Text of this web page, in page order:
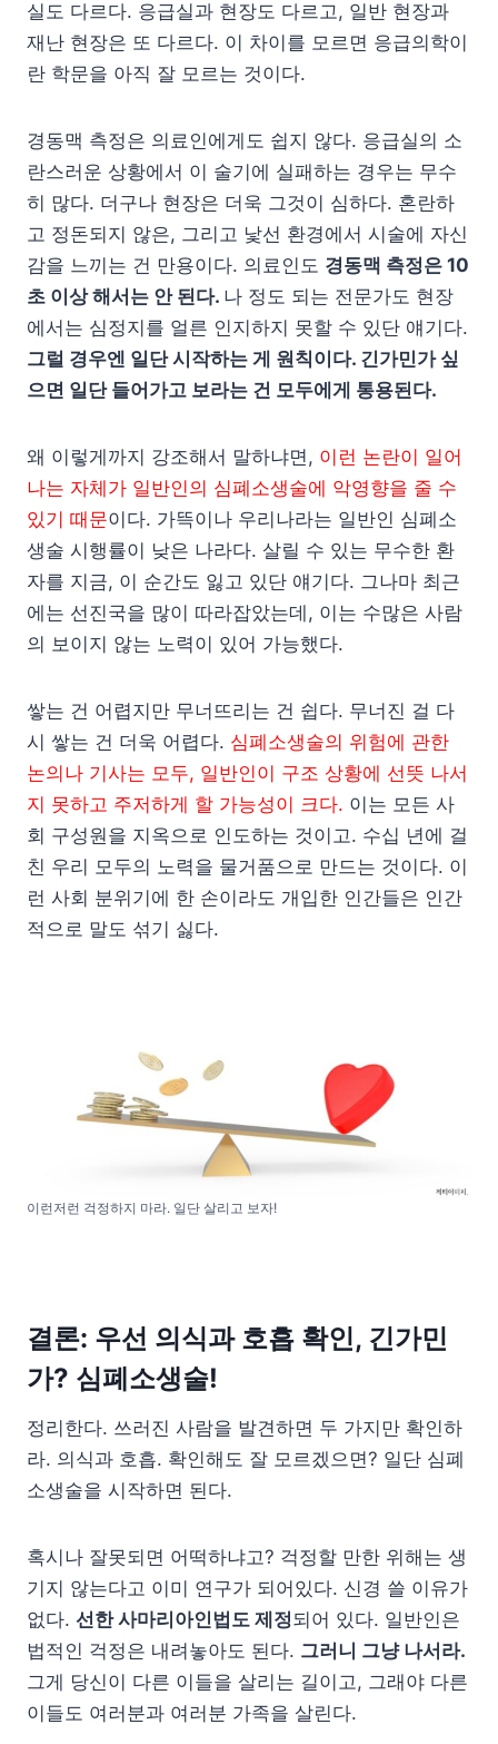
실도 다르다. 응급실과 현장도 다르고, 일반 현장과
재난 현장은 또 다르다. 이 차이를 모르면 응급의학이
란 학문을 아직 잘 모르는 것이다.
경동맥 측정은 의료인에게도 쉽지 않다. 응급실의 소
란스러운 상황에서 이 술기에 실패하는 경우는 무수
히 많다. 더구나 현장은 더욱 그것이 심하다. 혼란하
고 정돈되지 않은, 그리고 낯선 환경에서 시술에 자신
감을 느끼는 건 만용이다. 의료인도 경동맥 측정은 10
초 이상 해서는 안 된다. 나 정도 되는 전문가도 현장
에서는 심정지를 얼른 인지하지 못할 수 있단 얘기다.
그럴 경우엔 일단 시작하는 게 원칙이다. 긴가민가 싶
으면 일단 들어가고 보라는 건 모두에게 통용된다.
왜 이렇게까지 강조해서 말하냐면, 이런 논란이 일어
나는 자체가 일반인의 심폐소생술에 악영향을 줄 수
있기 때문이다. 가뜩이나 우리나라는 일반인 심폐소
생술 시행률이 낮은 나라다. 살릴 수 있는 무수한 환
자를 지금, 이 순간도 잃고 있단 얘기다. 그나마 최근
에는 선진국을 많이 따라잡았는데, 이는 수많은 사람
의 보이지 않는 노력이 있어 가능했다.
쌓는 건 어렵지만 무너뜨리는 건 쉽다. 무너진 걸 다
시 쌓는 건 더욱 어렵다. 심폐소생술의 위험에 관한
논의나 기사는 모두, 일반인이 구조 상황에 선뜻 나서
지 못하고 주저하게 할 가능성이 크다. 이는 모든 사
회 구성원을 지옥으로 인도하는 것이고. 수십 년에 걸
친 우리 모두의 노력을 물거품으로 만드는 것이다. 이
런 사회 분위기에 한 손이라도 개입한 인간들은 인간
적으로 말도 섞기 싫다.
이런저런 걱정하지 마라. 일단 살리고 보자!
결론: 우선 의식과 호흡 확인, 긴가민
가? 심폐소생술!
정리한다. 쓰러진 사람을 발견하면 두 가지만 확인하
라. 의식과 호흡. 확인해도 잘 모르겠으면? 일단 심폐
소생술을 시작하면 된다.
혹시나 잘못되면 어떡하냐고? 걱정할 만한 위해는 생
기지 않는다고 이미 연구가 되어있다. 신경 쓸 이유가
없다. 선한 사마리아인법도 제정되어 있다. 일반인은
법적인 걱정은 내려놓아도 된다. 그러니 그냥 나서라.
그게 당신이 다른 이들을 살리는 길이고, 그래야 다른
이들도 여러분과 여러분 가족을 살린다.